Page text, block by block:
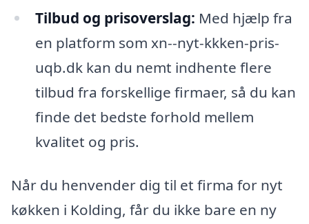
Tilbud og prisoverslag: Med hjælp fra
en platform som xn--nyt-kkken-pris-
uqb.dk kan du nemt indhente flere
tilbud fra forskellige firmaer, så du kan
finde det bedste forhold mellem
kvalitet og pris.
Når du henvender dig til et firma for nyt
køkken i Kolding, får du ikke bare en ny